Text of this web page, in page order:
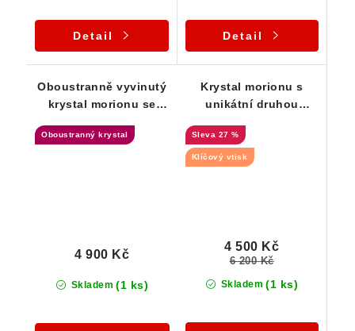
Detail Detail
Oboustranně vyvinutý
krystal morionu se
Oboustranný krystal
Skladem (1 ks)
4 900 Kč
Krystal morionu s
unikátní druhou
záhnědy
27 %
Klíčový vtisk
Skladem (1 ks)
4 500 Kč
6 200 Kč